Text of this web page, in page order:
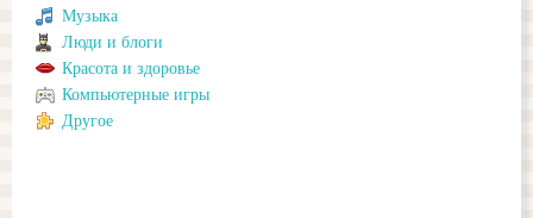
Музыка
Люди и блоги
Красота и здоровье
Компьютерные игры
Другое